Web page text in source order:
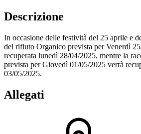
Descrizione
In occasione delle festività del 25 aprile e
del rifiuto Organico prevista per Venerdì
recuperata lunedì 28/04/2025, mentre la
prevista per Giovedì 01/05/2025 verrà
03/05/2025.
Allegati